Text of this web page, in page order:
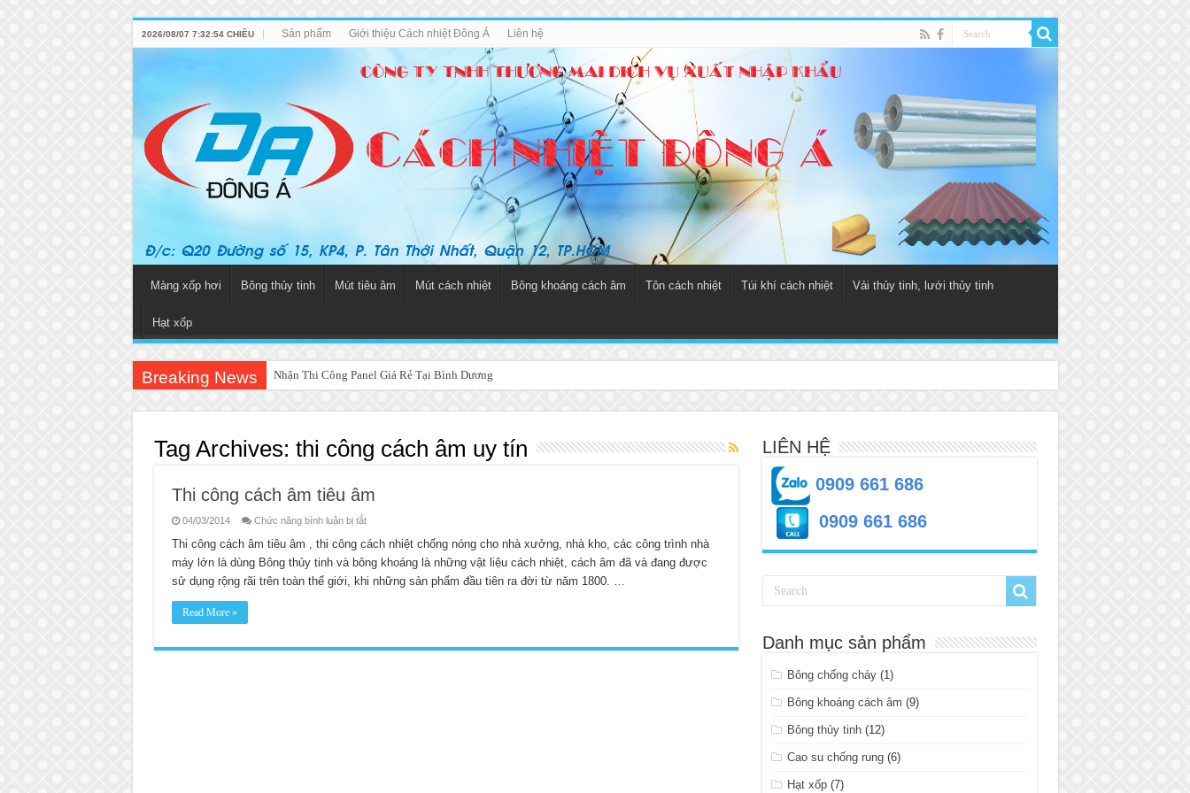
2026/08/07 7:32:54 CHIỀU Sản phẩm Giới thiệu Cách nhiệt Đông Á Liên hệ
Màng xốp hơi Bông thủy tinh Mút tiêu âm Mút cách nhiệt Bông khoáng cách âm Tôn cách nhiệt Túi khí cách nhiệt Vải thủy tinh, lưới thủy tinh
Hạt xốp
Breaking News Nhận Thi Công Panel Giá Rẻ Tại Bình Dương
Tag Archives: thi công cách âm uy tín
Thi công cách âm tiêu âm
04/03/2014 Chức năng bình luận bị tắtở
công
cách
âm
tiêu
âm
Thi công cách âm tiêu âm , thi công cách nhiệt chống nóng cho nhà xưởng, nhà kho, các công trình nhà
máy lớn là dùng Bông thủy tinh và bông khoáng là những vật liệu cách nhiệt, cách âm đã và đang được
sử dụng rộng rãi trên toàn thế giới, khi những sản phẩm đầu tiên ra đời từ năm 1800. …
Read More »
LIÊN HỆ
0909 661 686
0909 661 686
Danh mục sản phẩm
Bông chống cháy (1)
Bông khoáng cách âm (9)
Bông thủy tinh (12)
Cao su chống rung (6)
Hạt xốp (7)